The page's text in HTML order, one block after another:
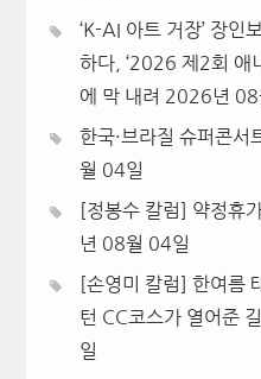
‘K-AI 아트 거장’ 장인
하다, ‘2026 제2회 애
에 막 내려 2026년 08
한국·브라질 슈퍼콘서
월 04일
[정봉수 칼럼] 약정휴
년 08월 04일
[손영미 칼럼] 한여름
턴 CC코스가 열어준
일